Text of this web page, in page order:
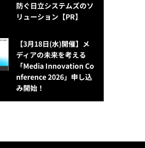
防ぐ日立システムズのソ
リューション​【PR】
【3月18日(水)開催】メ
ディアの未来を考える
「Media Innovation Co
nference 2026」申し込
み開始！